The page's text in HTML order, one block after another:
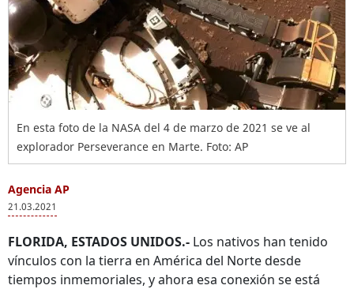
En esta foto de la NASA del 4 de marzo de 2021 se ve al
explorador Perseverance en Marte. Foto: AP
Agencia AP
21.03.2021
FLORIDA, ESTADOS UNIDOS.- Los nativos han tenido
vínculos con la tierra en América del Norte desde
tiempos inmemoriales, y ahora esa conexión se está